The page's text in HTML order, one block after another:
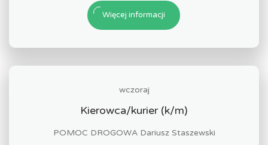
Więcej informacji
wczoraj
Kierowca/kurier (k/m)
POMOC DROGOWA Dariusz Staszewski